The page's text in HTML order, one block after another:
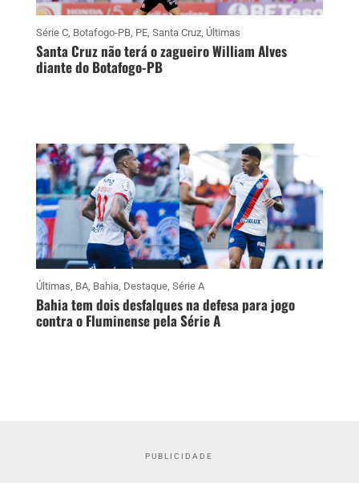
Série C, Botafogo-PB, PE, Santa Cruz, Últimas
Santa Cruz não terá o zagueiro William Alves
diante do Botafogo-PB
Últimas, BA, Bahia, Destaque, Série A
Bahia tem dois desfalques na defesa para jogo
contra o Fluminense pela Série A
PUBLICIDADE